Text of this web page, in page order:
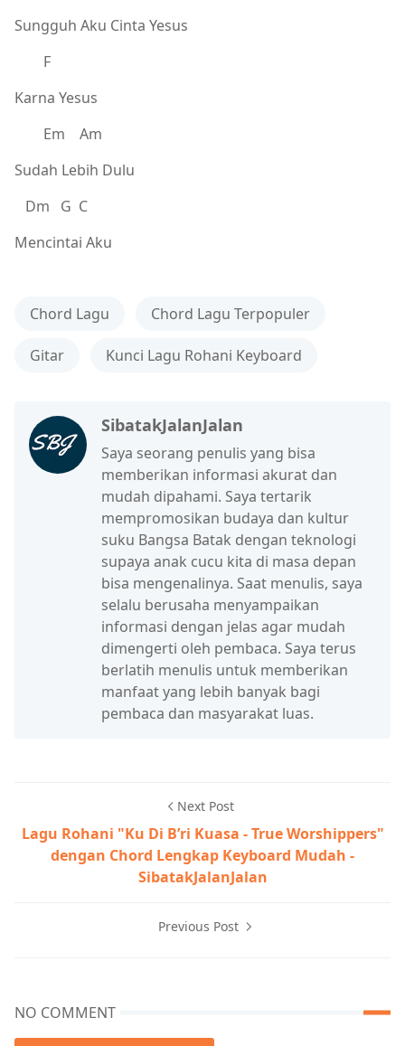
Sungguh Aku Cinta Yesus
F
Karna Yesus
Em Am
Sudah Lebih Dulu
Dm G C
Mencintai Aku
Chord Lagu Chord Lagu Terpopuler
Gitar Kunci Lagu Rohani Keyboard
SibatakJalanJalan
Saya seorang penulis yang bisa
memberikan informasi akurat dan
mudah dipahami. Saya tertarik
mempromosikan budaya dan kultur
suku Bangsa Batak dengan teknologi
supaya anak cucu kita di masa depan
bisa mengenalinya. Saat menulis, saya
selalu berusaha menyampaikan
informasi dengan jelas agar mudah
dimengerti oleh pembaca. Saya terus
berlatih menulis untuk memberikan
manfaat yang lebih banyak bagi
pembaca dan masyarakat luas.
Next Post
Lagu Rohani "Ku Di B’ri Kuasa - True Worshippers"
dengan Chord Lengkap Keyboard Mudah -
SibatakJalanJalan
Previous Post
NO COMMENT